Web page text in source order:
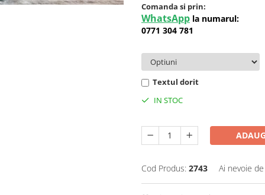
Comanda si prin:
WhatsApp la numarul:
0771 304 781
Textul dorit
IN STOC
Cod Produs: 2743 Ai nevoie